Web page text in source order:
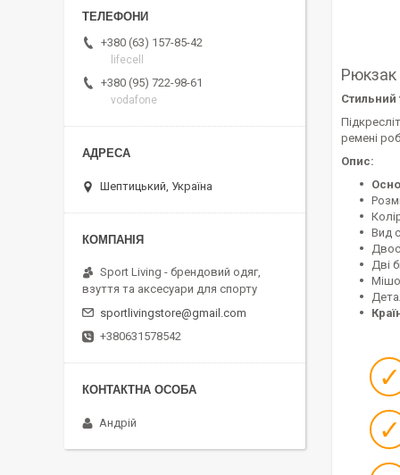
Рюкзак
Стильний
ремені
Опис:
Вид
Дві
✓
✓
+380 (63) 157-85-42
lifecell
+380 (95) 722-98-61
vodafone
Шептицький, Україна
Sport Living - брендовий одяг,
взуття та аксесуари для спорту
sportlivingstore@gmail.com
+380631578542
Андрій